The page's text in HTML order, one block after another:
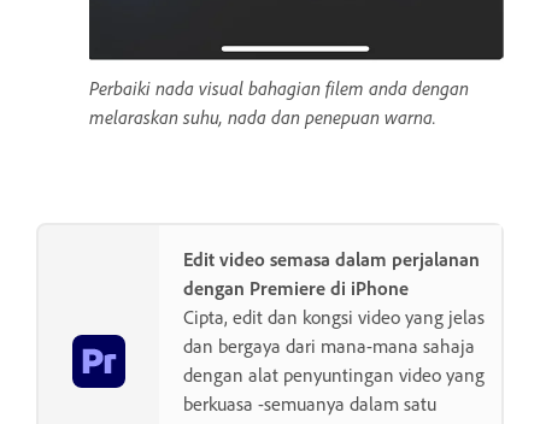
Perbaiki nada visual bahagian filem anda dengan
melaraskan suhu, nada dan penepuan warna.
Edit video semasa dalam perjalanan
dengan Premiere di iPhone
Cipta, edit dan kongsi video yang jelas
dan bergaya dari mana-mana sahaja
dengan alat penyuntingan video yang
berkuasa -semuanya dalam satu